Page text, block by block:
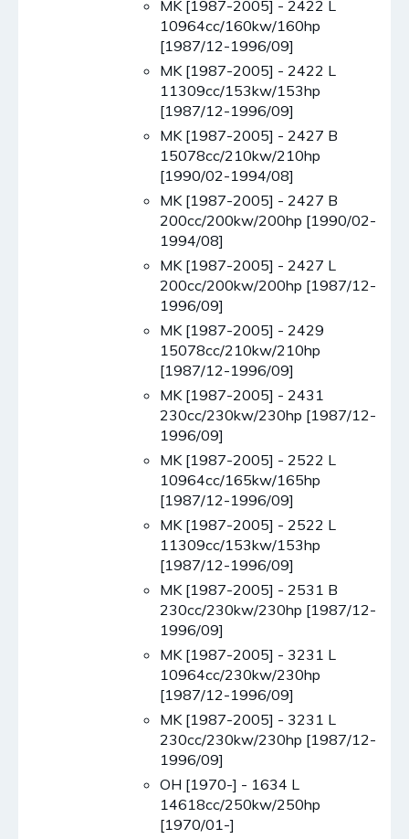
MK [1987-2005] - 2422 L
10964cc/160kw/160hp
[1987/12-1996/09]
MK [1987-2005] - 2422 L
11309cc/153kw/153hp
[1987/12-1996/09]
MK [1987-2005] - 2427 B
15078cc/210kw/210hp
[1990/02-1994/08]
MK [1987-2005] - 2427 B
200cc/200kw/200hp [1990/02-
1994/08]
MK [1987-2005] - 2427 L
200cc/200kw/200hp [1987/12-
1996/09]
MK [1987-2005] - 2429
15078cc/210kw/210hp
[1987/12-1996/09]
MK [1987-2005] - 2431
230cc/230kw/230hp [1987/12-
1996/09]
MK [1987-2005] - 2522 L
10964cc/165kw/165hp
[1987/12-1996/09]
MK [1987-2005] - 2522 L
11309cc/153kw/153hp
[1987/12-1996/09]
MK [1987-2005] - 2531 B
230cc/230kw/230hp [1987/12-
1996/09]
MK [1987-2005] - 3231 L
10964cc/230kw/230hp
[1987/12-1996/09]
MK [1987-2005] - 3231 L
230cc/230kw/230hp [1987/12-
1996/09]
OH [1970-] - 1634 L
14618cc/250kw/250hp
[1970/01-]